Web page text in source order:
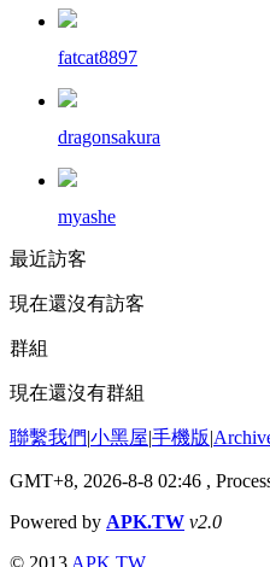
fatcat8897
dragonsakura
myashe
最近訪客
現在還沒有訪客
群組
現在還沒有群組
聯繫我們|小黑屋|手機版|
GMT+8, 2026-8-8 02:46 ,
Powered by APK.TW v2.0
© 2013 APK.TW